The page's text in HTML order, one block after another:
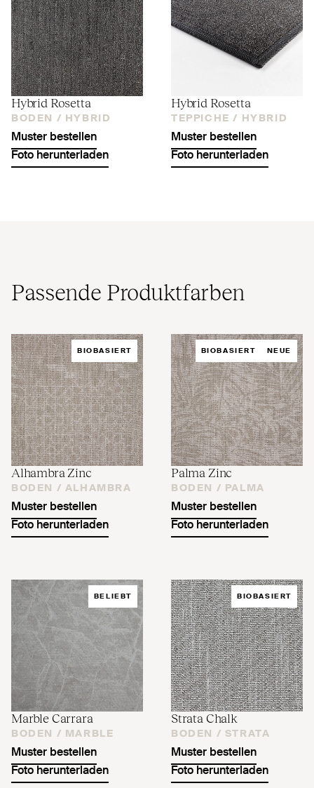
Hybrid Rosetta
BODEN / HYBRID
Muster bestellen
Foto herunterladen
Hybrid Rosetta
TEPPICHE / HYBRID
Muster bestellen
Foto herunterladen
Passende Produktfarben
BIOBASIERT
Alhambra Zinc
BODEN / ALHAMBRA
Muster bestellen
Foto herunterladen
BIOBASIERT NEUE
Palma Zinc
BODEN / PALMA
Muster bestellen
Foto herunterladen
BELIEBT
Marble Carrara
BODEN / MARBLE
Muster bestellen
Foto herunterladen
BIOBASIERT
Strata Chalk
BODEN / STRATA
Muster bestellen
Foto herunterladen